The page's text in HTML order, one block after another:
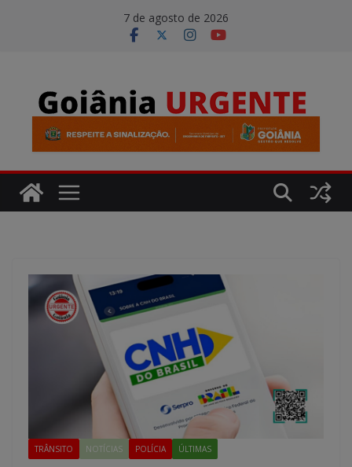
7 de agosto de 2026
TRÂNSITO NOTÍCIAS POLÍCIA ÚLTIMAS
modal-check